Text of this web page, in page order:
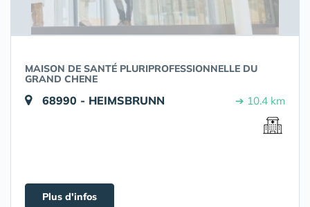
MAISON DE SANTÉ PLURIPROFESSIONNELLE DU
GRAND CHENE
68990 - HEIMSBRUNN ➔ 10.4 km
Plus d'infos